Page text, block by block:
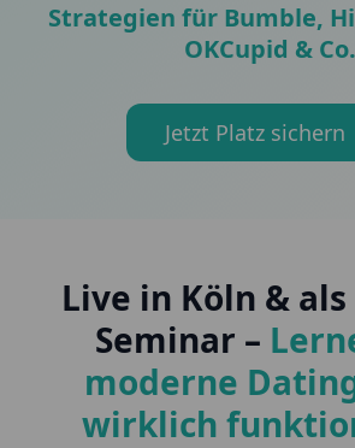
Strategien für Bumble,
OKCupid & Co.
Jetzt Platz sichern
Live in Köln &
Seminar –
moderne
wirklich